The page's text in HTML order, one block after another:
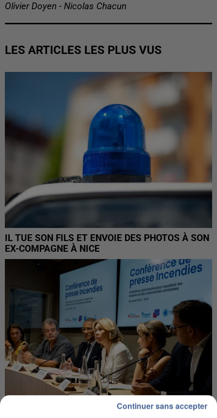
Olivier Doyen - Nicolas Chacun
LES ARTICLES LES PLUS VUS
IL TUE SON FILS ET ENVOIE DES PHOTOS À SON
EX-COMPAGNE À NICE
Continuer sans accepter